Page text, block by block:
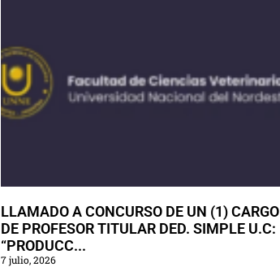
LLAMADO A CONCURSO DE UN (1) CARGO
DE PROFESOR TITULAR DED. SIMPLE U.C:
“PRODUCC...
7 julio, 2026